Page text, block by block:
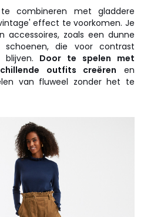
combineren met gladdere
effect te voorkomen. Je
accessoires, zoals een dunne
die voor contrast
Door te spelen met
outfits creëren en
van fluweel zonder het te